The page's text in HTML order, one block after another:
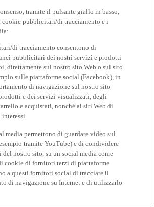
tramite il pulsante giallo in basso,
cookie pubblicitari/di tracciamento e i
di tracciamento consentono di
pubblicitari dei nostri servizi e prodotti
direttamente sul nostro sito Web o sul sito
sulle piattaforme social (Facebook), in
di navigazione sul nostro sito
e dei servizi visualizzati, degli
e acquistati, nonché ai siti Web di
media permettono di guardare video sul
tramite YouTube) e di condividere
nostro sito, su un social media come
cookie di fornitori terzi di piattaforme
a questi fornitori social di tracciare il
di navigazione su Internet e di utilizzarlo